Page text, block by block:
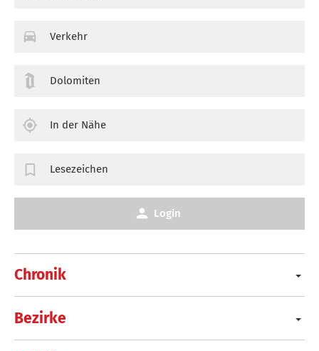
Chronik
Bezirke
Verkehr
Dolomiten
In der Nähe
Lesezeichen
Login